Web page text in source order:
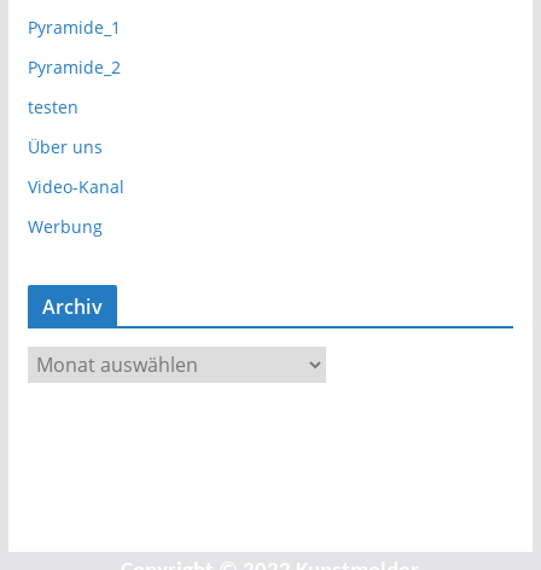
Pyramide_1
Pyramide_2
testen
Über uns
Video-Kanal
Werbung
Archiv
r